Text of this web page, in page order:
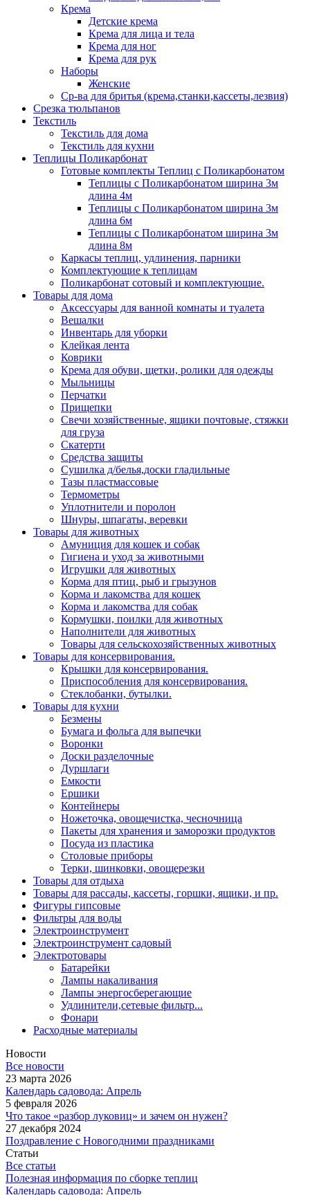
Крема
Детские крема
Крема для лица и тела
Крема для ног
Крема для рук
Наборы
Женские
Ср-ва для бритья (крема,станки,кассеты,лезвия)
Срезка тюльпанов
Текстиль
Текстиль для дома
Текстиль для кухни
Теплицы Поликарбонат
Готовые комплекты Теплиц с Поликарбонатом
Теплицы с Поликарбонатом ширина 3м
длина 4м
Теплицы с Поликарбонатом ширина 3м
длина 6м
Теплицы с Поликарбонатом ширина 3м
длина 8м
Каркасы теплиц, удлинения, парники
Комплектующие к теплицам
Поликарбонат сотовый и комплектующие.
Товары для дома
Аксессуары для ванной комнаты и туалета
Вешалки
Инвентарь для уборки
Клейкая лента
Коврики
Крема для обуви, щетки, ролики для одежды
Мыльницы
Перчатки
Прищепки
Свечи хозяйственные, ящики почтовые, стяжки
для груза
Скатерти
Средства защиты
Сушилка д/белья,доски гладильные
Тазы пластмассовые
Термометры
Уплотнители и поролон
Шнуры, шпагаты, веревки
Товары для животных
Амуниция для кошек и собак
Гигиена и уход за животными
Игрушки для животных
Корма для птиц, рыб и грызунов
Корма и лакомства для кошек
Корма и лакомства для собак
Кормушки, поилки для животных
Наполнители для животных
Товары для сельскохозяйственных животных
Товары для консервирования.
Крышки для консервирования.
Приспособления для консервирования.
Стеклобанки, бутылки.
Товары для кухни
Безмены
Бумага и фольга для выпечки
Воронки
Доски разделочные
Дуршлаги
Емкости
Ершики
Контейнеры
Ножеточка, овощечистка, чесночница
Пакеты для хранения и заморозки продуктов
Посуда из пластика
Столовые приборы
Терки, шинковки, овощерезки
Товары для отдыха
Товары для рассады, кассеты, горшки, ящики, и пр.
Фигуры гипсовые
Фильтры для воды
Электроинструмент
Электроинструмент садовый
Электротовары
Батарейки
Лампы накаливания
Лампы энергосберегающие
Удлинители,сетевые фильтр...
Фонари
Расходные материалы
Новости
Все новости
23 марта 2026
Календарь садовода: Апрель
5 февраля 2026
Что такое «разбор луковиц» и зачем он нужен?
27 декабря 2024
Поздравление с Новогодними праздниками
Статьи
Все статьи
Полезная информация по сборке теплиц
Календарь садовода: Апрель